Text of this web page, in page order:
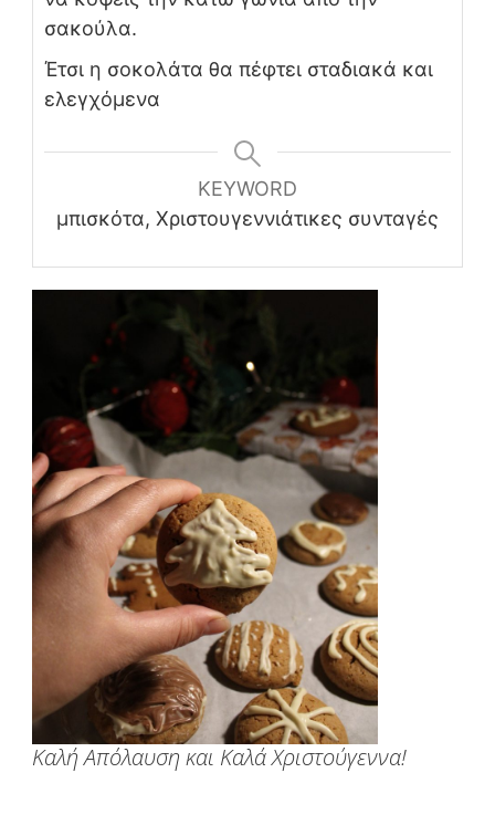
σακούλα.
Έτσι η σοκολάτα θα πέφτει σταδιακά και
ελεγχόμενα
KEYWORD
μπισκότα, Χριστουγεννιάτικες συνταγές
Καλή Απόλαυση και Καλά Χριστούγεννα!